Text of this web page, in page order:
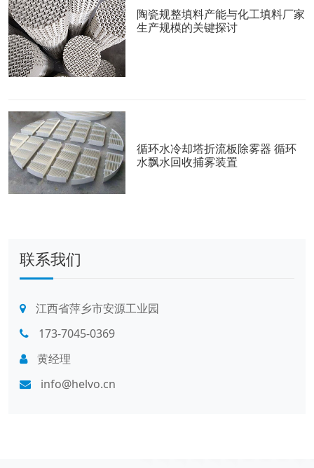
陶瓷规整填料产能与化工填料厂家
生产规模的关键探讨
循环水冷却塔折流板除雾器 循环
水飘水回收捕雾装置
联系我们
江西省萍乡市安源工业园
173-7045-0369
黄经理
info@helvo.cn